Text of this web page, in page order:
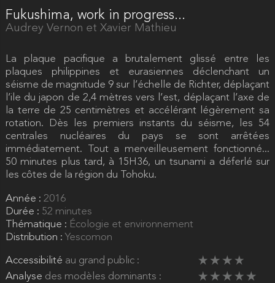
Fukushima, work in progress...
Audrey Vernon et Xavier Mathieu
La plaque pacifique a brutalement glissé entre les
plaques philippines et eurasiennes déclenchant un
séisme de magnitude 9 sur l’échelle de Richter, déplaçant
l’ile du japon de 2,4 mètres vers l’est, déplaçant l’axe de
la terre de 25 centimètres et accélérant légèrement sa
rotation. Dès les premiers instants du séisme, les 54
centrales nucléaires du pays se sont arrêtées
immédiatement. Tout a merveilleusement fonctionné...
50 minutes plus tard, à 15H36, un tsunami a déferlé sur
les côtes de la région du Tohoku.
Année : 2016
Durée : 52 minutes
Thématique : Écologie et environnement
Distribution : Yescomon
Accessibilité au grand public :
Analyse des modèles dominants :